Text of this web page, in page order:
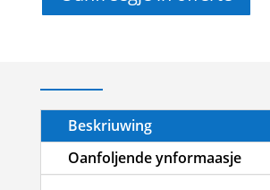
Beskriuwing
Oanfoljende ynformaasje